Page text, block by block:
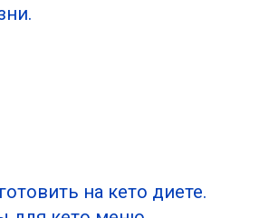
на кето диете.